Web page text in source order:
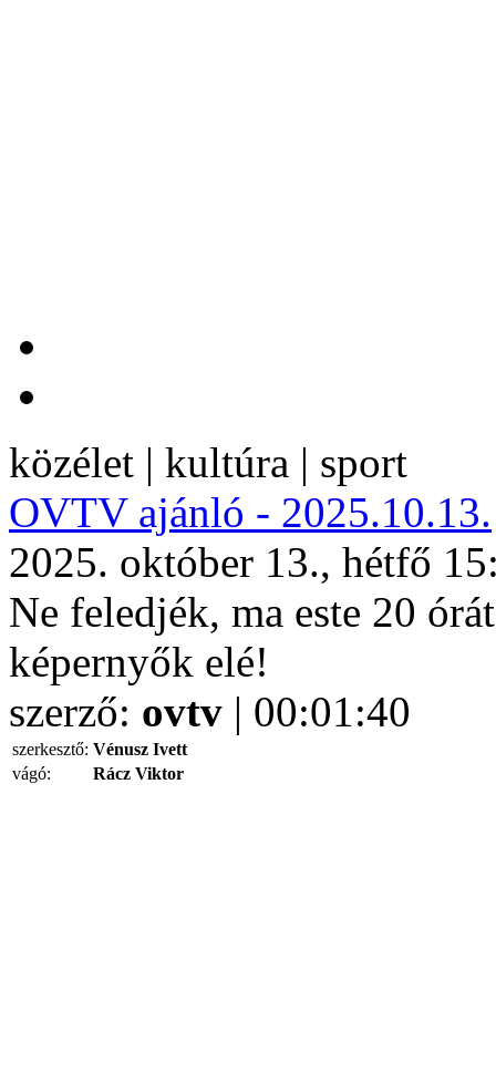
közélet | kultúra | sport
OVTV ajánló - 2025.10.13.
2025. október 13., hétfő
Ne feledjék, ma este 20
képernyők elé!
szerző: ovtv | 00:01:40
szerkesztő: Vénusz Ivett
vágó:
Rácz Viktor